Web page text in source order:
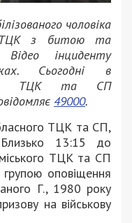
чоловіка
ТЦК з битою та
інциденту
Сьогодні в
ТЦК та СП
49000.
ТЦК та СП,
13:15 до
ТЦК та СП
групою оповіщення
Г., 1980 року
на військову